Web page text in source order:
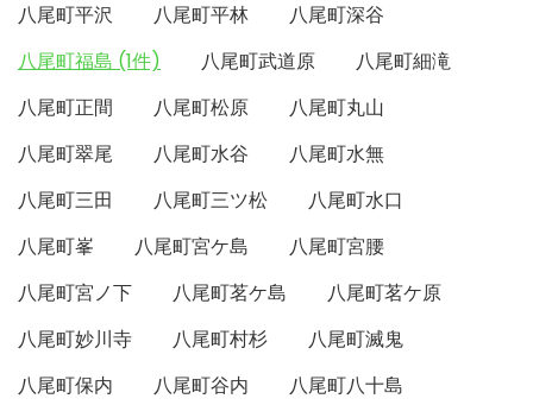
八尾町平沢
八尾町平林
八尾町深谷
八尾町福島 (1件)
八尾町武道原
八尾町細滝
八尾町正間
八尾町松原
八尾町丸山
八尾町翠尾
八尾町水谷
八尾町水無
八尾町三田
八尾町三ツ松
八尾町水口
八尾町峯
八尾町宮ケ島
八尾町宮腰
八尾町宮ノ下
八尾町茗ケ島
八尾町茗ケ原
八尾町妙川寺
八尾町村杉
八尾町滅鬼
八尾町保内
八尾町谷内
八尾町八十島